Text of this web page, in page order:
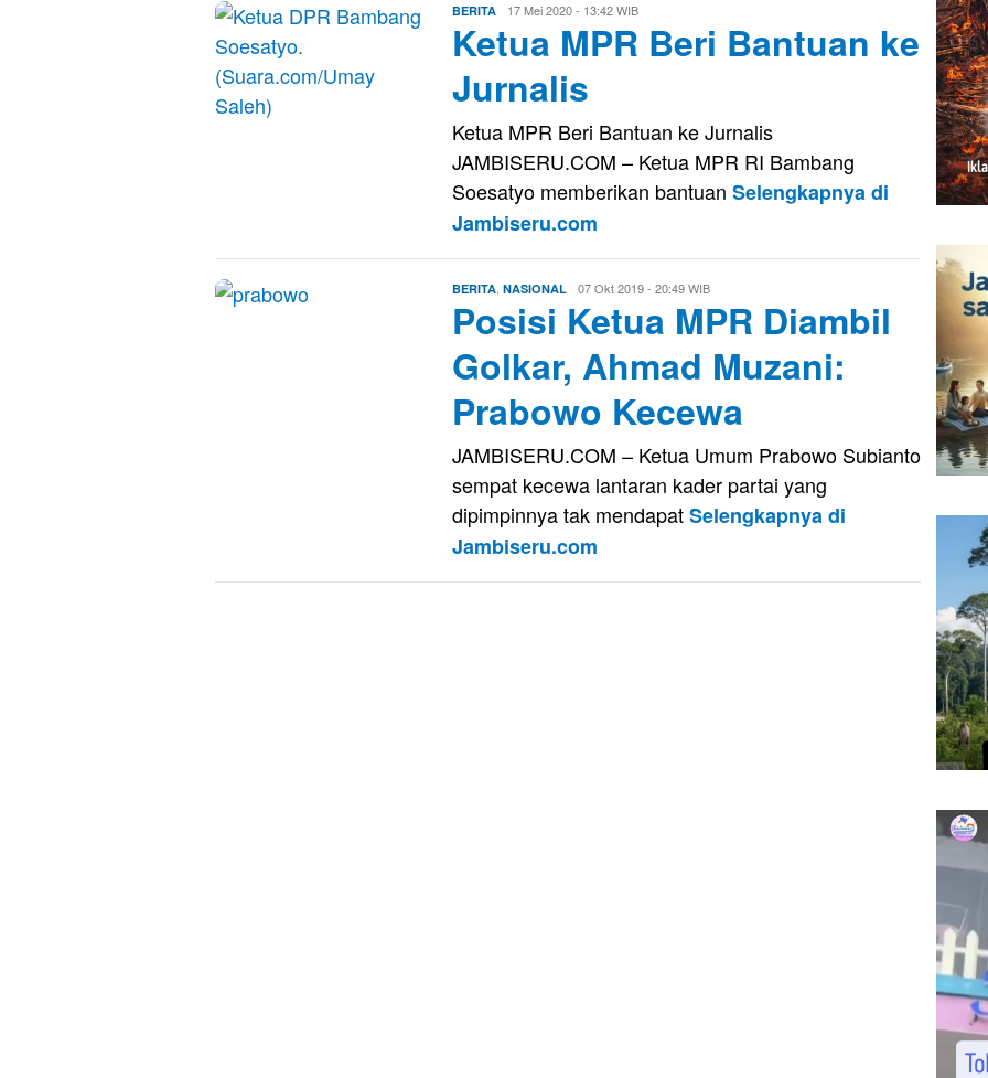
BERITA Eri17 Mei 2020 - 13:42 WIB
Ketua MPR Beri Bantuan ke
Jurnalis
Ketua MPR Beri Bantuan ke Jurnalis
JAMBISERU.COM – Ketua MPR RI Bambang
Soesatyo memberikan bantuan Selengkapnya di
Jambiseru.com
BERITA NASIONAL Eri
Saputra
07 Okt 2019 - 20:49 WIB
Posisi Ketua MPR Diambil
Golkar, Ahmad Muzani:
Prabowo Kecewa
JAMBISERU.COM – Ketua Umum Prabowo Subianto
sempat kecewa lantaran kader partai yang
dipimpinnya tak mendapatSelengkapnya di
Jambiseru.com